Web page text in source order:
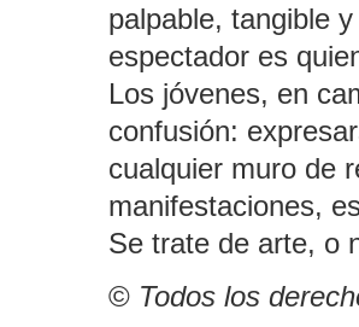
palpable, tangible
espectador es
Los jóvenes, en
confusión:
cualquier muro de
manifestaciones,
Se trate de arte, o
© Todos los